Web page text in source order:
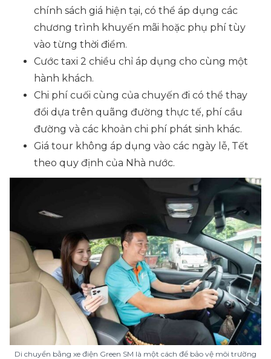
chính sách giá hiện tại, có thể áp dụng các
chương trình khuyến mãi hoặc phụ phí tùy
vào từng thời điểm.
Cước taxi 2 chiều chỉ áp dụng cho cùng một
hành khách.
Chi phí cuối cùng của chuyến đi có thể thay
đổi dựa trên quãng đường thực tế, phí cầu
đường và các khoản chi phí phát sinh khác.
Giá tour không áp dụng vào các ngày lễ, Tết
theo quy định của Nhà nước.
Di chuyển bằng xe điện Green SM là một cách để bảo vệ môi trường